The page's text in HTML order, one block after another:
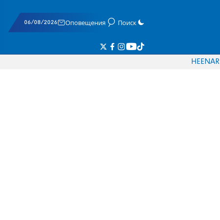
06/08/2026 Оповещения Поиск
HEENAR